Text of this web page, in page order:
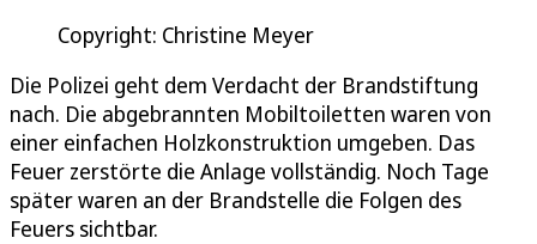
Copyright: Christine Meyer
Die Polizei geht dem Verdacht der Brandstiftung
nach. Die abgebrannten Mobiltoiletten waren von
einer einfachen Holzkonstruktion umgeben. Das
Feuer zerstörte die Anlage vollständig. Noch Tage
später waren an der Brandstelle die Folgen des
Feuers sichtbar.